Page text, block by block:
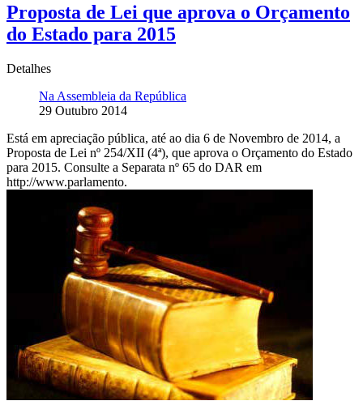
Proposta de Lei que aprova o Orçamento
do Estado para 2015
Detalhes
Na Assembleia da República
29 Outubro 2014
Está em apreciação pública, até ao dia 6 de Novembro de 2014, a
Proposta de Lei nº 254/XII (4ª), que aprova o Orçamento do Estado
para 2015. Consulte a Separata nº 65 do DAR em
http://www.parlamento.